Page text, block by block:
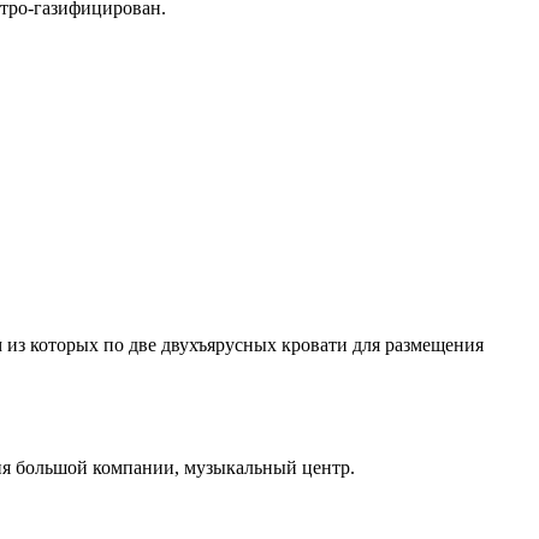
газифицирован.
которых по две двухъярусных кровати для размещения
большой компании, музыкальный центр.